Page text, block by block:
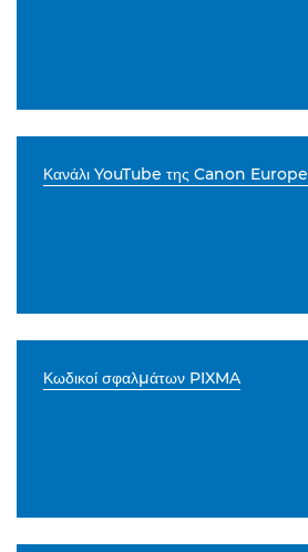
Κανάλι YouTube της Canon Europe
Κωδικοί σφαλμάτων PIXMA